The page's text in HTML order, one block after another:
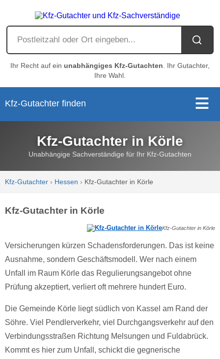
Ihr Recht auf ein unabhängiges Kfz-Gutachten . Ihr Gutachter,
Ihre Wahl.
Kfz-Gutachter finden
Kfz-Gutachter in Körle
Unabhängige Sachverständige für Ihr Kfz-Gutachten
Kfz-Gutachter › Hessen › Kfz-Gutachter in Körle
Kfz-Gutachter in Körle
Kfz-Gutachter in Körle
Versicherungen kürzen Schadensforderungen. Das ist keine
Ausnahme, sondern Geschäftsmodell. Wer nach einem
Unfall im Raum Körle das Regulierungsangebot ohne
Prüfung akzeptiert, verliert oft mehrere hundert Euro.
Die Gemeinde Körle liegt südlich von Kassel am Rand der
Söhre. Viel Pendlerverkehr, viel Durchgangsverkehr auf den
Verbindungsstraßen Richtung Melsungen und Fuldabrück.
Kommt es hier zum Unfall, schickt die gegnerische